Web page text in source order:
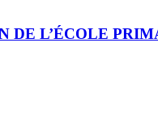
DE L’ÉCOLE